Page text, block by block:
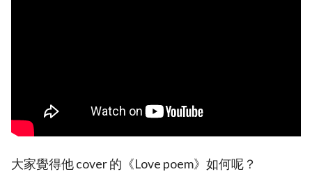
大家覺得他 cover 的《Love poem》如何呢？